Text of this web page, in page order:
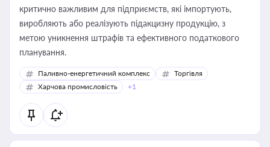
критично важливим для підприємств, які імпортують,
виробляють або реалізують підакцизну продукцію, з
метою уникнення штрафів та ефективного податкового
планування.
Паливно-енергетичний комплекс
Торгівля
Харчова промисловість
+1